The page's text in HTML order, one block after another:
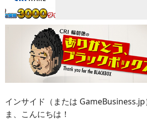
インサイド（または GameBusiness.jp
ま、こんにちは！